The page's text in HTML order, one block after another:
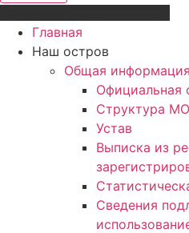
Главная
Наш остров
Общая информация
Официальная
Структура МО
Устав
Выписка из
Сведения